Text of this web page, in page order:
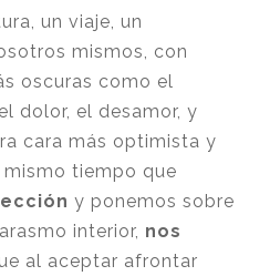
un viaje, un
mismos, con
oscuras como el
dolor, el desamor, y
cara más optimista y
tiempo que
y ponemos sobre
interior, nos
al aceptar afrontar